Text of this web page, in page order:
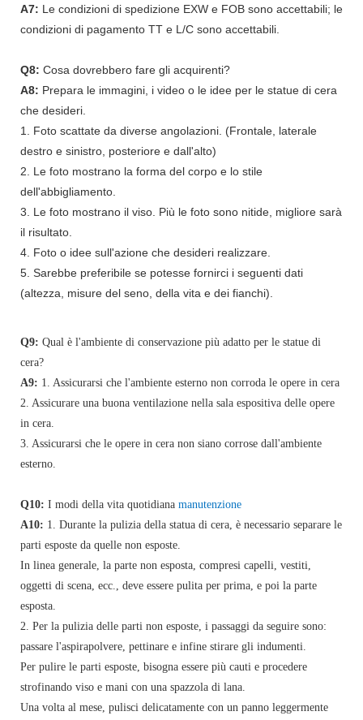
A7: Le condizioni di spedizione EXW e FOB sono accettabili; le
condizioni di pagamento TT e L/C sono accettabili.
Q8: Cosa dovrebbero fare gli acquirenti?
A8: Prepara le immagini, i video o le idee per le statue di cera
che desideri.
1. Foto scattate da diverse angolazioni. (Frontale, laterale
destro e sinistro, posteriore e dall'alto)
2. Le foto mostrano la forma del corpo e lo stile
dell'abbigliamento.
3. Le foto mostrano il viso. Più le foto sono nitide, migliore sarà
il risultato.
4. Foto o idee sull'azione che desideri realizzare.
5. Sarebbe preferibile se potesse fornirci i seguenti dati
(altezza, misure del seno, della vita e dei fianchi).
Q9: Qual è l'ambiente di conservazione più adatto per le statue di
cera?
A9: 1. Assicurarsi che l'ambiente esterno non corroda le opere in cera
2. Assicurare una buona ventilazione nella sala espositiva delle opere
in cera.
3. Assicurarsi che le opere in cera non siano corrose dall'ambiente
esterno.
Q10: I modi della vita quotidiana manutenzione
A10: 1. Durante la pulizia della statua di cera, è necessario separare le
parti esposte da quelle non esposte.
In linea generale, la parte non esposta, compresi capelli, vestiti,
oggetti di scena, ecc., deve essere pulita per prima, e poi la parte
esposta.
2. Per la pulizia delle parti non esposte, i passaggi da seguire sono:
passare l'aspirapolvere, pettinare e infine stirare gli indumenti.
Per pulire le parti esposte, bisogna essere più cauti e procedere
strofinando viso e mani con una spazzola di lana.
Una volta al mese, pulisci delicatamente con un panno leggermente